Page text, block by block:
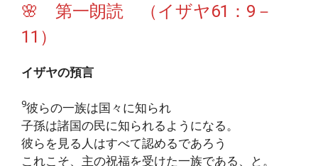
🌸 第一朗読 （イザヤ61：9－
11）
イザヤの預言
9彼らの一族は国々に知られ
子孫は諸国の民に知られるようになる。
彼らを見る人はすべて認めるであろう
これこそ、主の祝福を受けた一族である、と。